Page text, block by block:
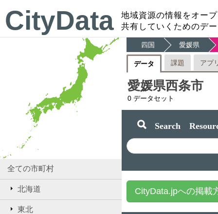
CityData
地域資源の情報をオー
共有していくためのデ
全ての市町村
北海道
東北
四国 愛媛県
データ 課題 アプ
愛媛県西条市
0 データセット
Search
CityData.jpへの掲載